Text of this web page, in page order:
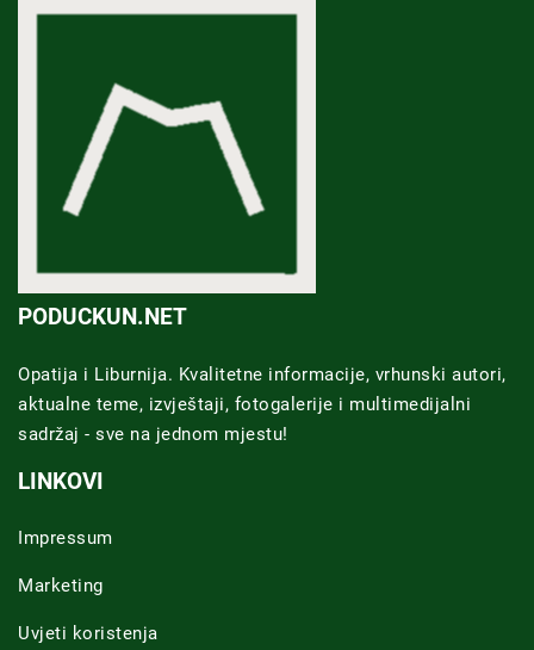
PODUCKUN.NET
Opatija i Liburnija. Kvalitetne informacije, vrhunski autori,
aktualne teme, izvještaji, fotogalerije i multimedijalni
sadržaj - sve na jednom mjestu!
LINKOVI
Impressum
Marketing
Uvjeti koristenja